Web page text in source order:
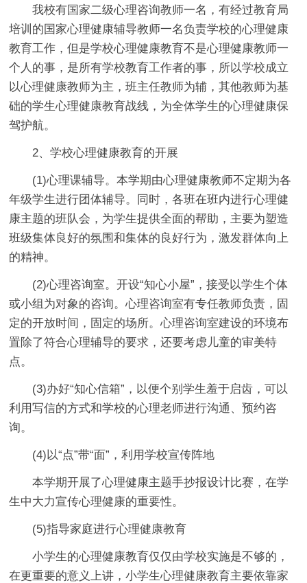
我校有国家二级心理咨询教师一名，有经过教育局
培训的国家心理健康辅导教师一名负责学校的心理健康
教育工作，但是学校心理健康教育不是心理健康教师一
个人的事，是所有学校教育工作者的事，所以学校成立
以心理健康教师为主，班主任教师为辅，其他教师为基
础的学生心理健康教育战线，为全体学生的心理健康保
驾护航。
2、学校心理健康教育的开展
(1)心理课辅导。本学期由心理健康教师不定期为各
年级学生进行团体辅导。同时，各班在班内进行心理健
康主题的班队会，为学生提供全面的帮助，主要为塑造
班级集体良好的氛围和集体的良好行为，激发群体向上
的精神。
(2)心理咨询室。开设“知心小屋”，接受以学生个体
或小组为对象的咨询。心理咨询室有专任教师负责，固
定的开放时间，固定的场所。心理咨询室建设的环境布
置除了符合心理辅导的要求，还要考虑儿童的审美特
点。
(3)办好“知心信箱”，以便个别学生羞于启齿，可以
利用写信的方式和学校的心理老师进行沟通、预约咨
询。
(4)以“点”带“面”，利用学校宣传阵地
本学期开展了心理健康主题手抄报设计比赛，在学
生中大力宣传心理健康的重要性。
(5)指导家庭进行心理健康教育
小学生的心理健康教育仅仅由学校实施是不够的，
在更重要的意义上讲，小学生心理健康教育主要依靠家